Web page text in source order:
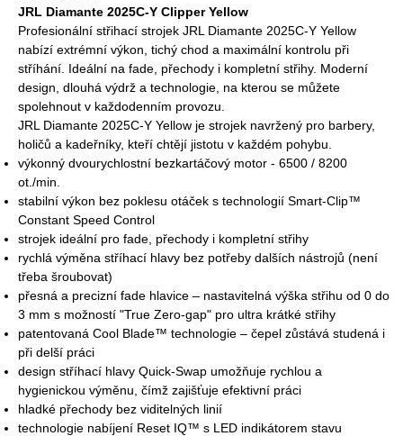
JRL Diamante 2025C-Y Clipper Yellow
Profesionální střihací strojek JRL Diamante 2025C-Y Yellow
nabízí extrémní výkon, tichý chod a maximální kontrolu při
stříhání. Ideální na fade, přechody i kompletní střihy. Moderní
design, dlouhá výdrž a technologie, na kterou se můžete
spolehnout v každodenním provozu.
JRL Diamante 2025C-Y Yellow je strojek navržený pro barbery,
holičů a kadeřníky, kteří chtějí jistotu v každém pohybu.
výkonný dvourychlostní bezkartáčový motor - 6500 / 8200
ot./min.
stabilní výkon bez poklesu otáček s technologií Smart-Clip™
Constant Speed ​​Control
strojek ideální pro fade, přechody i kompletní střihy
rychlá výměna stříhací hlavy bez potřeby dalších nástrojů (není
třeba šroubovat)
přesná a precizní fade hlavice – nastavitelná výška střihu od 0 do
3 mm s možností "True Zero-gap" pro ultra krátké střihy
patentovaná Cool Blade™ technologie – čepel zůstává studená i
při delší práci
design stříhací hlavy Quick-Swap umožňuje rychlou a
hygienickou výměnu, čímž zajišťuje efektivní práci
hladké přechody bez viditelných linií
technologie nabíjení Reset IQ™ s LED indikátorem stavu